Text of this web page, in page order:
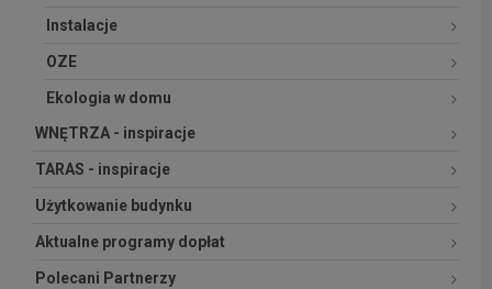
Instalacje
OZE
Ekologia w domu
WNĘTRZA - inspiracje
TARAS - inspiracje
Użytkowanie budynku
Aktualne programy dopłat
Polecani Partnerzy